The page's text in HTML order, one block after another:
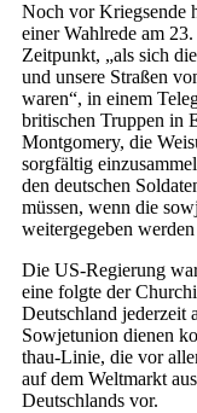
Noch vor Kriegsende
einer Wahlrede am
Zeitpunkt, „als sich
und unsere Straßen
waren“, in einem
britischen Truppen in
Montgomery, die
sorgfältig
den deutschen
müssen, wenn die
weitergegeben
Die US-Regierung
eine folgte der
Deutschland jederzeit
So­wjet­union dienen
thau-Linie, die vor
auf dem Weltmarkt
Deutschlands vor.